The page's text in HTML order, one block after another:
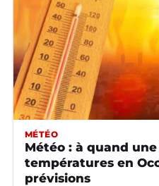
MÉTÉO
Météo : à quand
températures en
prévisions